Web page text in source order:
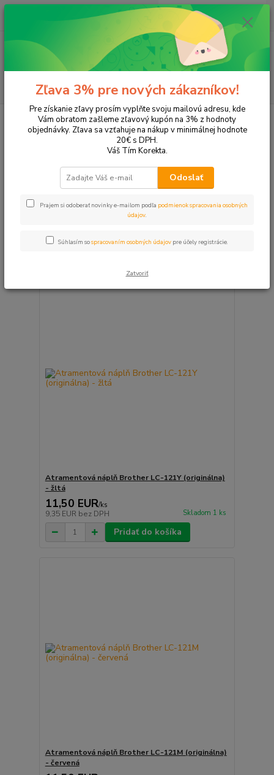
Hľadať
ks
za 0,00 EUR
Tonery a náplne do tlačiarní Brother DCP-J470DW
DCP-J470DW
Upresniť parametre
Najdrahšie
Zobrazujem 1-4 z 4
Atramentová náplň Brother LC-121Y (originálna)
- žltá
11,50 EUR/ks
9,35 EUR bez DPH Skladom 1 ks
Pridať do košíka
Atramentová náplň Brother LC-121M (originálna)
- červená
Zľava 3% pre nových zákazníkov!
Pre získanie zľavy prosím vyplňte svoju mailovú adresu, kde
Vám obratom zašleme zľavový kupón na 3% z hodnoty
objednávky. Zľava sa vzťahuje na nákup v minimálnej hodnote
20€ s DPH.
Váš Tím Korekta.
Odoslať
Prajem si odoberať novinky e-mailom podľa podmienok spracovania osobných
údajov.
Súhlasím sospracovaním osobných údajov pre účely registrácie.
Zatvoriť